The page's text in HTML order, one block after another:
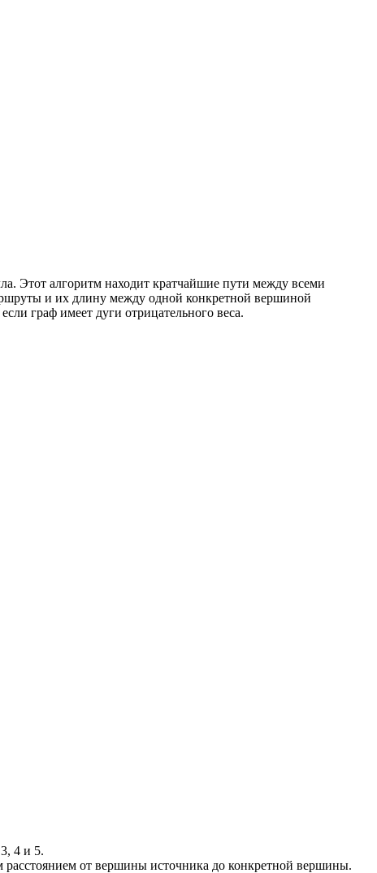
Этот алгоритм находит кратчайшие пути между всеми
и их длину между одной конкретной вершиной
граф имеет дуги отрицательного веса.
4 и 5.
от вершины источника до конкретной вершины.